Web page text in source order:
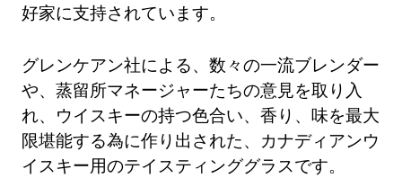
好家に支持されています。
グレンケアン社による、数々の一流ブレンダー
や、蒸留所マネージャーたちの意見を取り入
れ、ウイスキーの持つ色合い、香り、味を最大
限堪能する為に作り出された、カナディアンウ
イスキー用のテイスティンググラスです。